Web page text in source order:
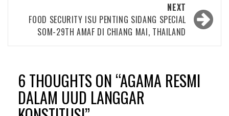
NEXT
FOOD SECURITY ISU PENTING SIDANG SPECIAL
SOM-29TH AMAF DI CHIANG MAI, THAILAND
6 THOUGHTS ON “AGAMA RESMI
DALAM UUD LANGGAR